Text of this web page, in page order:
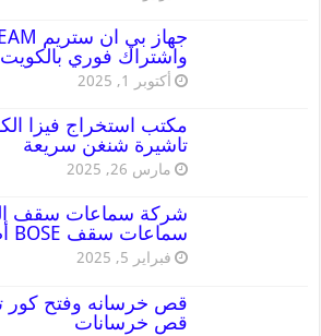
واشتراك فوري بالكويت
أكتوبر 1, 2025
تاشيرة شنغن سريعة
مارس 26, 2025
سماعات سقف BOSE أصلية
فبراير 5, 2025
قص خرسانات